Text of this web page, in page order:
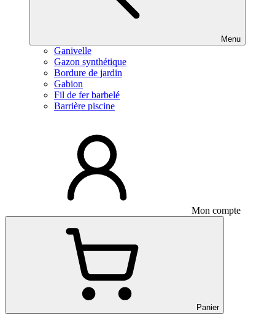
Menu
Ganivelle
Gazon synthétique
Bordure de jardin
Gabion
Fil de fer barbelé
Barrière piscine
Mon compte
Panier